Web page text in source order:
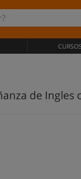
CURSOS
de